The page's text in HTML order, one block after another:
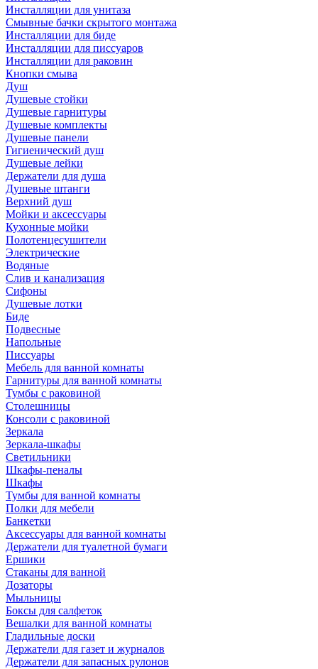
Инсталляции для унитаза
Смывные бачки скрытого монтажа
Инсталляции для биде
Инсталляции для писсуаров
Инсталляции для раковин
Кнопки смыва
Душ
Душевые стойки
Душевые гарнитуры
Душевые комплекты
Душевые панели
Гигиенический душ
Душевые лейки
Держатели для душа
Душевые штанги
Верхний душ
Мойки и аксессуары
Кухонные мойки
Полотенцесушители
Электрические
Водяные
Слив и канализация
Сифоны
Душевые лотки
Биде
Подвесные
Напольные
Писсуары
Мебель для ванной комнаты
Гарнитуры для ванной комнаты
Тумбы с раковиной
Столешницы
Консоли с раковиной
Зеркала
Зеркала-шкафы
Светильники
Шкафы-пеналы
Шкафы
Тумбы для ванной комнаты
Полки для мебели
Банкетки
Аксессуары для ванной комнаты
Держатели для туалетной бумаги
Ершики
Стаканы для ванной
Дозаторы
Мыльницы
Боксы для салфеток
Вешалки для ванной комнаты
Гладильные доски
Держатели для газет и журналов
Держатели для запасных рулонов